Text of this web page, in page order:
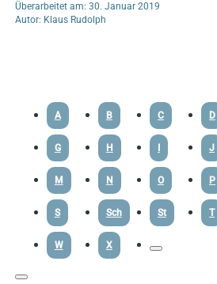
Überarbeitet am: 30. Januar 2019
Autor: Klaus Rudolph
A B C D
G H J
M N O P
S Sch St T
W X